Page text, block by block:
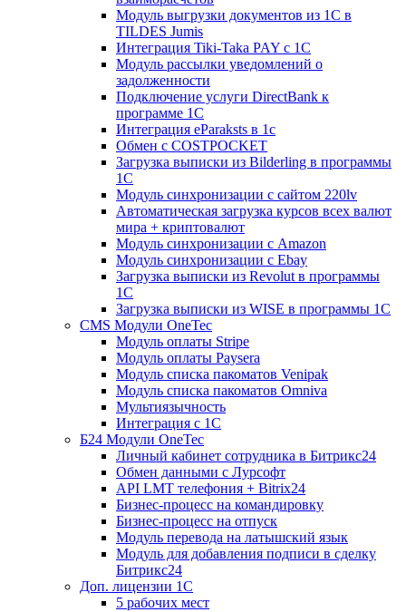
Модуль выгрузки документов из 1С в
TILDES Jumis
Интеграция Tiki-Taka PAY с 1С
Модуль рассылки уведомлений о
задолженности
Подключение услуги DirectBank к
программе 1С
Интеграция eParaksts в 1с
Обмен с COSTPOCKET
Загрузка выписки из Bilderling в программы
1C
Модуль синхронизации с сайтом 220lv
Автоматическая загрузка курсов всех валют
мира + криптовалют
Модуль синхронизации с Amazon
Модуль синхронизации с Ebay
Загрузка выписки из Revolut в программы
1C
Загрузка выписки из WISE в программы 1C
CMS Модули OneTec
Модуль оплаты Stripe
Модуль оплаты Paysera
Модуль списка пакоматов Venipak
Модуль списка пакоматов Omniva
Мультиязычность
Интеграция с 1С
Б24 Модули OneTec
Личный кабинет сотрудника в Битрикс24
Обмен данными с Лурсофт
API LMT телефония + Bitrix24
Бизнес-процесс на командировку
Бизнес-процесс на отпуск
Модуль перевода на латышский язык
Модуль для добавления подписи в сделку
Битрикс24
Доп. лицензии 1С
5 рабочих мест